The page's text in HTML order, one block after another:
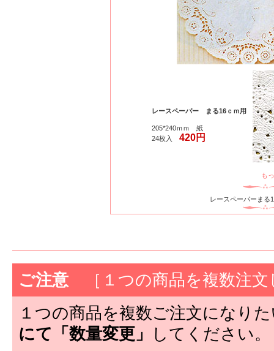
レースペーパー まる16ｃｍ用
205*240ｍｍ 紙
24枚入 420円
も
レースペーパーま
ご注意 ［１つの商品を複数注文
１つの商品を複数ご注文になり
にて「数量変更」
してください。